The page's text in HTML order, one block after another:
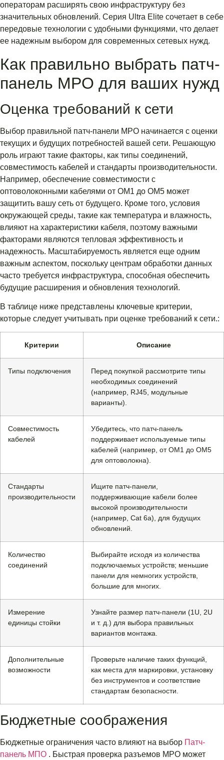
операторам расширять свою инфраструктуру без
значительных обновлений. Серия Ultra Elite сочетает в себе
передовые технологии с удобными функциями, что делает
ее надежным выбором для современных сетевых нужд.
Как правильно выбрать патч-
панель MPO для ваших нужд
Оценка требований к сети
Выбор правильной патч-панели MPO начинается с оценки
текущих и будущих потребностей вашей сети. Решающую
роль играют такие факторы, как типы соединений,
совместимость кабелей и стандарты производительности.
Например, обеспечение совместимости с
оптоволоконными кабелями от OM1 до OM5 может
защитить вашу сеть от будущего. Кроме того, условия
окружающей среды, такие как температура и влажность,
влияют на характеристики кабеля, поэтому важными
факторами являются тепловая эффективность и
надежность. Масштабируемость является еще одним
важным аспектом, поскольку центрам обработки данных
часто требуется инфраструктура, способная обеспечить
будущие расширения и обновления технологий.
В таблице ниже представлены ключевые критерии,
которые следует учитывать при оценке требований к сети.:
Критерии Описание
Типы подключения
Перед покупкой рассмотрите типы
необходимых соединений
(например, RJ45, модульные
варианты).
Совместимость
кабелей
Убедитесь, что патч-панель
поддерживает используемые типы
кабелей (например, от OM1 до OM5
для оптоволокна).
Стандарты
производительности
Ищите патч-панели,
поддерживающие кабели более
высокой производительности
(например, Cat 6a), для будущих
обновлений.
Количество
соединений
Выбирайте исходя из количества
подключаемых устройств; меньшие
панели для немногих устройств,
большие для многих.
Измерение
единицы стойки
Узнайте размер патч-панели (1U, 2U
и т. д.) для выбора правильных
вариантов монтажа.
Дополнительные
возможности
Проверьте наличие таких функций,
как места для маркировки, установку
без инструментов и соответствие
стандартам безопасности.
Бюджетные соображения
Бюджетные ограничения часто влияют на выбор Патч-
панель МПО . Быстрая проверка разъемов MPO может